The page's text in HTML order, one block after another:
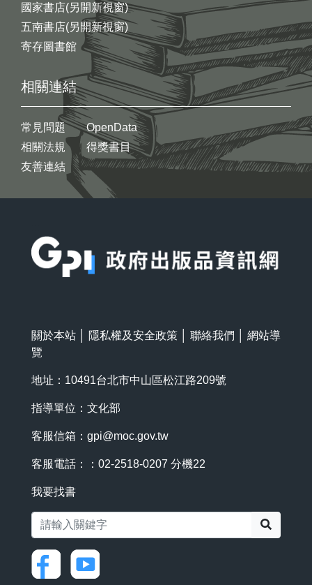
國家書店(另開新視窗)
五南書店(另開新視窗)
寄存圖書館
相關連結
常見問題
相關法規
友善連結
OpenData
得獎書目
關於本站 隱私權及安全政策 聯絡我們
網站導
覽
地址：10491台北市中山區松江路209號
指導單位：文化部
客服信箱： gpi@moc.gov.tw
客服電話：：02-2518-0207 分機22
我要找書